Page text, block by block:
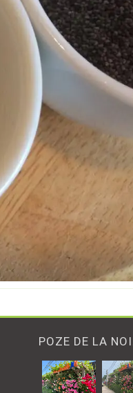
POZE DE LA NOI..